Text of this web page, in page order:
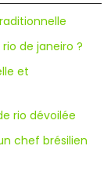
de janeiro ?
et
rio dévoilée
chef brésilien